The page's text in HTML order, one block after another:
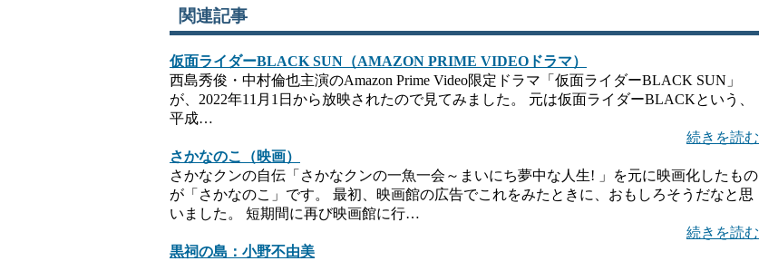
関連記事
仮面ライダーBLACK SUN（AMAZON PRIME VIDEOドラマ）
西島秀俊・中村倫也主演のAmazon Prime Video限定ドラマ「仮面ライダーBLACK SUN」
が、2022年11月1日から放映されたので見てみました。 元は仮面ライダーBLACKという、
平成…
続きを読む
さかなのこ（映画）
さかなクンの自伝「さかなクンの一魚一会～まいにち夢中な人生! 」を元に映画化したもの
が「さかなのこ」です。 最初、映画館の広告でこれをみたときに、おもしろそうだなと思
いました。 短期間に再び映画館に行…
続きを読む
黒祠の島：小野不由美